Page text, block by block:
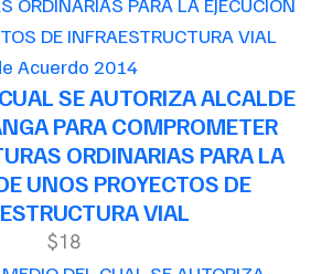
Acuerdo 2014
SE AUTORIZA ALCALDE
PARA COMPROMETER
ORDINARIAS PARA LA
UNOS PROYECTOS DE
VIAL
$18